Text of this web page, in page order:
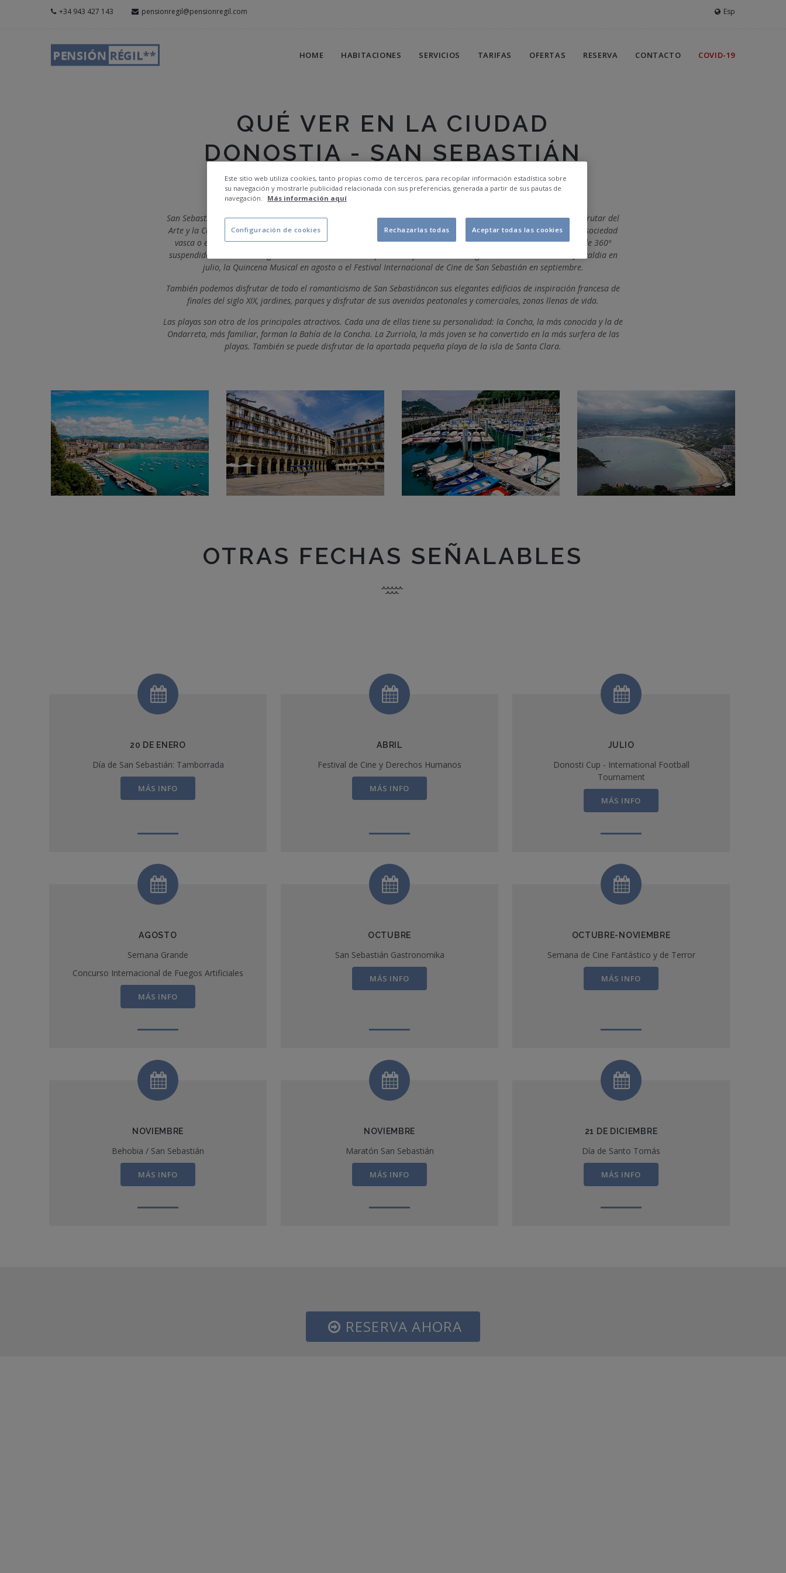
+34 943 427 143 pensionregil@pensionregil.com Esp
HOME HABITACIONES SERVICIOS TARIFAS OFERTAS RESERVA CONTACTO COVID-19
QUÉ VER EN LA CIUDAD
DONOSTIA - SAN SEBASTIÁN
San Sebastián es una ciudad que cumple con las expectativas de las personas más exigentes. En ella, podemos disfrutar del
Arte y la Cultura visitando varios museos como el
Museo de San Telmo , único museo de su entorno dedicado a la sociedad
vasca o el
Museo Naval. Cerca de este podemos visitar el Aquarium donde podemos atravesar su túnel acrílico de 360º
suspendido en medio del agua. La ciudad cuenta con importantes festivales a lo largo del verano como son el
Jazzaldiaen
julio, la Quincena Musicalen agosto o el Festival Internacional de Cine de San Sebastiánen septiembre.
También podemos disfrutar de todo el romanticismo de San Sebastiáncon sus elegantes edificios de inspiración francesa de
finales del siglo XIX, jardines, parques y disfrutar de sus avenidas peatonales y comerciales, zonas llenas de vida.
Las playas son otro de los principales atractivos. Cada una de ellas tiene su personalidad: la Concha, la más conocida y la de
Ondarreta, más familiar, forman la Bahía de la Concha. La Zurriola, la más joven se ha convertido en la más surfera de las
playas. También se puede disfrutar de la apartada pequeña playa de la isla de Santa Clara.
OTRAS FECHAS SEÑALABLES
20 DE ENERO
Día de San Sebastián: Tamborrada
MÁS INFO
ABRIL
Festival de Cine y Derechos Humanos
MÁS INFO
JULIO
Donosti Cup - International Football
Tournament
MÁS INFO
AGOSTO
Semana Grande
Concurso Internacional de Fuegos Artificiales
MÁS INFO
OCTUBRE
San Sebastián Gastronomika
MÁS INFO
OCTUBRE-NOVIEMBRE
Semana de Cine Fantástico y de Terror
MÁS INFO
NOVIEMBRE
Behobia / San Sebastián
MÁS INFO
NOVIEMBRE
Maratón San Sebastián
MÁS INFO
21 DE DICIEMBRE
Día de Santo Tomás
MÁS INFO
RESERVA AHORA
Este sitio web utiliza cookies, tanto propias como de terceros, para recopilar información estadística sobre
su navegación y mostrarle publicidad relacionada con sus preferencias, generada a partir de sus pautas de
navegación.
Más información aquí
Rechazarlas todas Aceptar todas las cookies
Configuración de cookies